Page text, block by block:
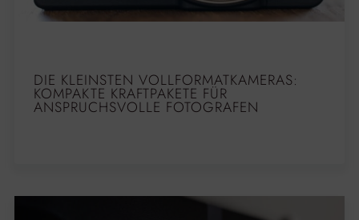
DIE KLEINSTEN VOLLFORMATKAMERAS:
KOMPAKTE KRAFTPAKETE FÜR
ANSPRUCHSVOLLE FOTOGRAFEN